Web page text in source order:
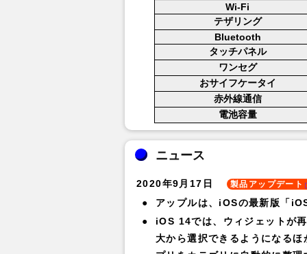
Wi-Fi
テザリング
Bluetooth
タッチパネル
ワンセグ
おサイフケータイ
赤外線通信
電池容量
ニュース
2020年9月17日 製品アップデート
アップルは、iOSの最新版「
iOS 14では、ウィジェットが
大から選択できるようになる